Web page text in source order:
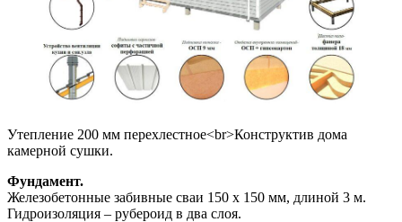
Утепление 200 мм перехлестное<br>Конструктив дома
камерной сушки.
Фундамент.
Железобетонные забивные сваи 150 х 150 мм, длиной 3 м.
Гидроизоляция – рубероид в два слоя.